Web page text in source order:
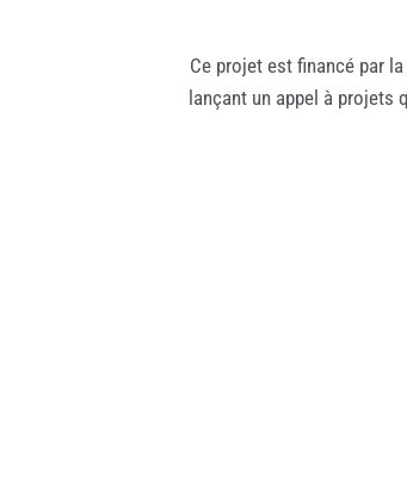
Ce projet est financé par
lançant un appel à